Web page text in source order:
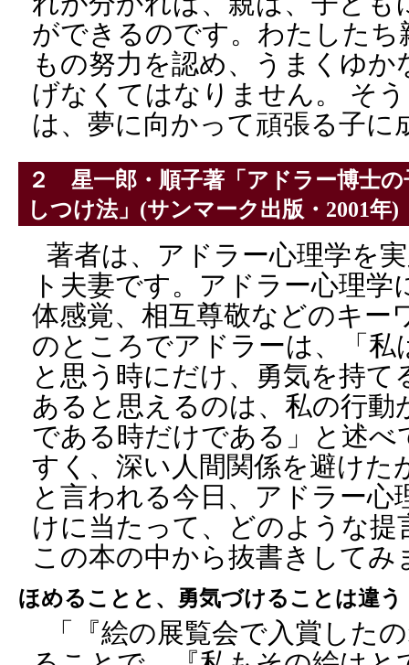
ができるのです。わたしたち
もの努力を認め、うまくゆ
げなくてはなりません。 そ
は、夢に向かって頑張る子に
２ 星一郎・順子著「アドラー博士
しつけ法」 (サンマーク出版・2001年)
著者は、アドラー心理学を
ト夫妻です。アドラー心理
体感覚、相互尊敬などのキー
のところでアドラーは、「私
と思う時にだけ、勇気を持て
あると思えるのは、私の行動
である時だけである」と述べ
すく、深い人間関係を避けた
と言われる今日、アドラー心
けに当たって、どのような
この本の中から抜書きしてみ
ほめることと、勇気づけることは違う
「『絵の展覧会で入賞した